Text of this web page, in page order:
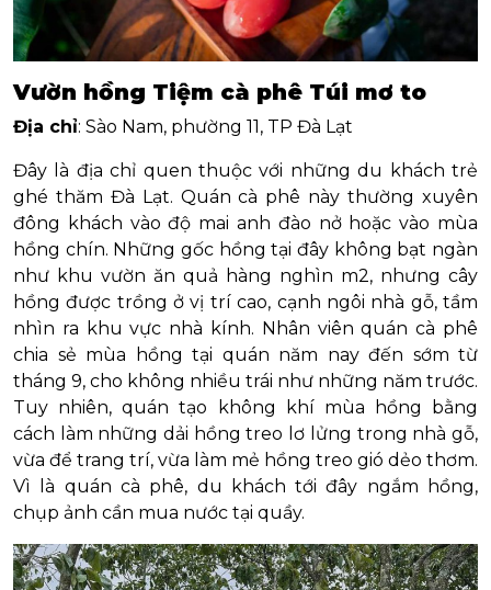
Vườn hồng Tiệm cà phê Túi mơ to
Địa chỉ: Sào Nam, phường 11, TP Đà Lạt
Đây là địa chỉ quen thuộc với những du khách trẻ
ghé thăm Đà Lạt. Quán cà phê này thường xuyên
đông khách vào độ mai anh đào nở hoặc vào mùa
hồng chín. Những gốc hồng tại đây không bạt ngàn
như khu vườn ăn quả hàng nghìn m2, nhưng cây
hồng được trồng ở vị trí cao, cạnh ngôi nhà gỗ, tầm
nhìn ra khu vực nhà kính. Nhân viên quán cà phê
chia sẻ mùa hồng tại quán năm nay đến sớm từ
tháng 9, cho không nhiều trái như những năm trước.
Tuy nhiên, quán tạo không khí mùa hồng bằng
cách làm những dải hồng treo lơ lửng trong nhà gỗ,
vừa để trang trí, vừa làm mẻ hồng treo gió dẻo thơm.
Vì là quán cà phê, du khách tới đây ngắm hồng,
chụp ảnh cần mua nước tại quầy.